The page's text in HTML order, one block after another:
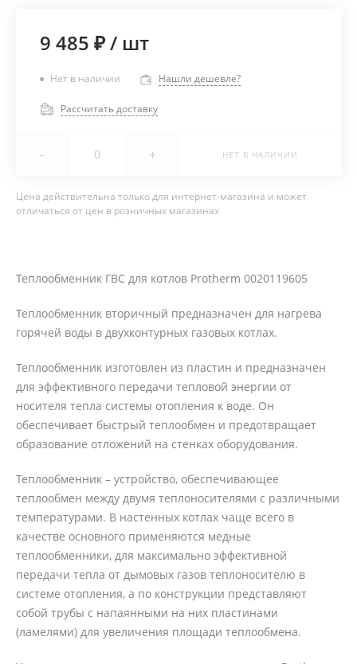
9 485 ₽/ шт
Нет в наличии Нашли дешевле?
Рассчитать доставку
- + НЕТ В НАЛИЧИИ
Цена действительна только для интернет-магазина и может
отличаться от цен в розничных магазинах
Теплообменник ГВС для котлов Protherm 0020119605
Теплообменник вторичный предназначен для нагрева
горячей воды в двухконтурных газовых котлах.
Теплообменник изготовлен из пластин и предназначен
для эффективного передачи тепловой энергии от
носителя тепла системы отопления к воде. Он
обеспечивает быстрый теплообмен и предотвращает
образование отложений на стенках оборудования.
Теплообменник – устройство, обеспечивающее
теплообмен между двумя теплоносителями с различными
температурами. В настенных котлах чаще всего в
качестве основного применяются медные
теплообменники, для максимально эффективной
передачи тепла от дымовых газов теплоносителю в
системе отопления, а по конструкции представляют
собой трубы с напаянными на них пластинами
(ламелями) для увеличения площади теплообмена.